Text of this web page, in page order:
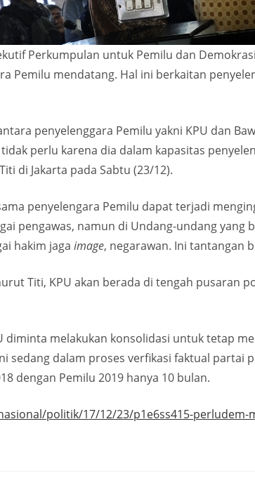
Perkumpulan untuk Pemilu dan
Pemilu mendatang. Hal ini berkaitan
penyelenggara Pemilu yakni KPU dan
perlu karena dia dalam kapasitas
di Jakarta pada Sabtu (23/12).
penyelengara Pemilu dapat terjadi
pengawas, namun di Undang-undang yang
hakim jaga image, negarawan. Ini tantangan
Titi, KPU akan berada di tengah pusaran
diminta melakukan konsolidasi untuk tetap
sedang dalam proses verfikasi faktual partai
dengan Pemilu 2019 hanya 10 bulan.
politik/17/12/23/p1e6ss415-perludem-